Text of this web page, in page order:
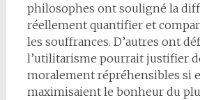
philosophes ont souligné la
réellement quantifier et
les souffrances. D’autres ont
l’utilitarisme pourrait justifier
moralement répréhensibles si
maximisaient le bonheur du